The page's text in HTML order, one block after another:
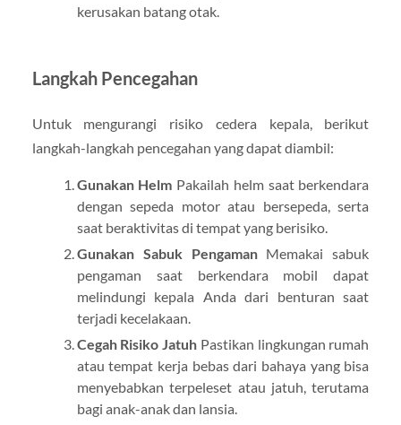
kerusakan batang otak.
Langkah Pencegahan
Untuk mengurangi risiko cedera kepala, berikut
langkah-langkah pencegahan yang dapat diambil:
Gunakan Helm Pakailah helm saat berkendara
dengan sepeda motor atau bersepeda, serta
saat beraktivitas di tempat yang berisiko.
Gunakan Sabuk PengamanMemakai sabuk
pengaman saat berkendara mobil dapat
melindungi kepala Anda dari benturan saat
terjadi kecelakaan.
Cegah Risiko Jatuh Pastikan lingkungan rumah
atau tempat kerja bebas dari bahaya yang bisa
menyebabkan terpeleset atau jatuh, terutama
bagi anak-anak dan lansia.